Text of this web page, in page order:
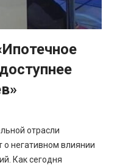
отрасли
о негативном влиянии
Как сегодня